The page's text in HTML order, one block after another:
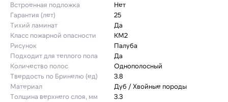
Встроенная подложка
Нет
Гарантия (лет)
25
Тихий ламинат
Да
Класс пожарной опасности
КМ2
Рисунок
Палуба
Подходит для теплого пола
Да
Количество полос
Однополосный
Твердость по Бринелю (ед)
3.8
Материал
Дуб / Хвойные породы
Толщина верхнего слоя, мм
3.3